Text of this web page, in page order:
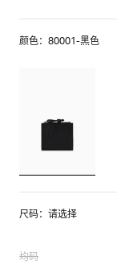
颜色：80001-黑色
尺码：请选择
均码